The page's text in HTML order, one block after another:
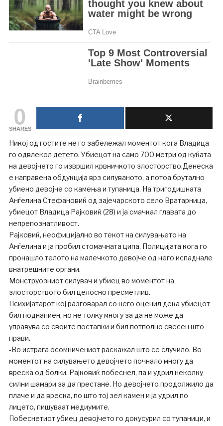
0
SHARES
Никој од гостите не го забележал моментот кога Владица
го одвлекол детето. Убиецот на само 700 метри од куќата
на девојчето го извршил крвничкото злосторство.Денеска
е направена обдукција врз силуваното, а потоа брутално
убиено девојче со камења и тупаница. На тригодишната
Анѓелинa Стефановиќ од зајечарското село Вратарница,
убиецот Владица Рајковиќ (28) и ја смачкал главата до
непрепознатливост.
Рајковиќ, неофицијално во текот на силувањето на
Анѓелина и ја пробил стомачната ципа. Полицијата кога го
пронашло телото на малечкото девојче од него испаднале
внатрешните органи.
Монструозниот силувач и убиец во моментот на
злосторството бил целосно пресметлив.
Психијатарот кој разговарал со него оценил дека убиецот
бил поднапиен, но не толку многу за да не може да
управува со своите постапки и бил потполно свесен што
прави.
-Во истрага осомничениот раскажал што се случило. Во
моментот на силувањето девојчето почнало многу да
вреска од болки. Рајковиќ побеснел, па и удрил неколку
силни шамари за да престане. Но девојчето продолжило да
плаче и да вреска, по што тој зел камен и ја удрил по
лицето, пишуваат медиумите.
Побеснетиот убиец девојчето го докусурил со тупаници, и